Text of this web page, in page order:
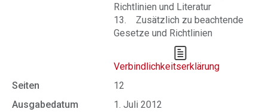
Richtlinien und Literatur
13. Zusätzlich zu beachtende
Gesetze und Richtlinien
Verbindlichkeitserklärung
Seiten
12
Ausgabedatum
1. Juli 2012